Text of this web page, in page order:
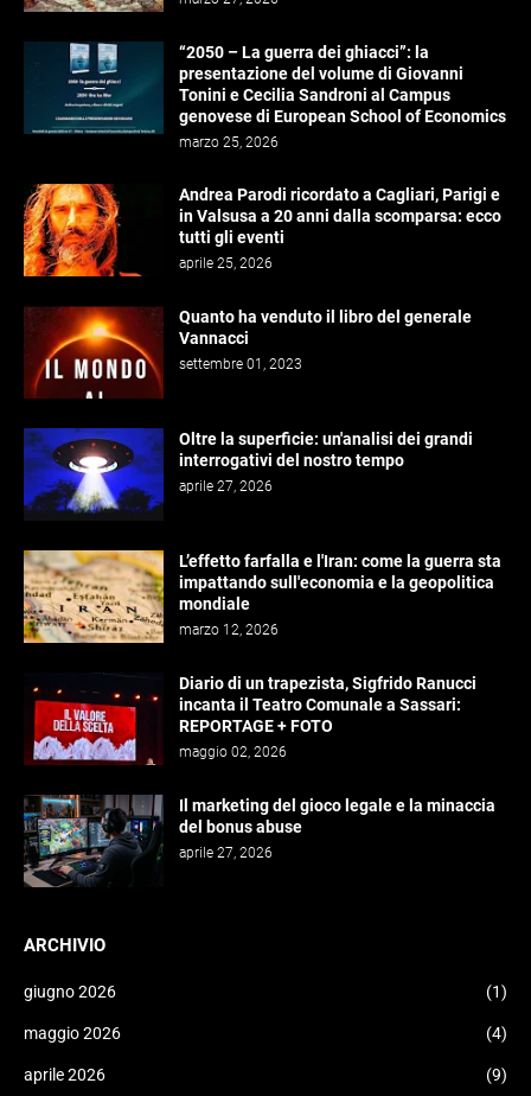
“2050 – La guerra dei ghiacci”: la
presentazione del volume di Giovanni
Tonini e Cecilia Sandroni al Campus
genovese di European School of Economics
marzo 25, 2026
Andrea Parodi ricordato a Cagliari, Parigi e
in Valsusa a 20 anni dalla scomparsa: ecco
tutti gli eventi
aprile 25, 2026
Quanto ha venduto il libro del generale
Vannacci
settembre 01, 2023
Oltre la superficie: un'analisi dei grandi
interrogativi del nostro tempo
aprile 27, 2026
L’effetto farfalla e l'Iran: come la guerra sta
impattando sull'economia e la geopolitica
mondiale
marzo 12, 2026
Diario di un trapezista, Sigfrido Ranucci
incanta il Teatro Comunale a Sassari:
REPORTAGE + FOTO
maggio 02, 2026
Il marketing del gioco legale e la minaccia
del bonus abuse
aprile 27, 2026
ARCHIVIO
giugno 2026 (1)
maggio 2026 (4)
aprile 2026 (9)